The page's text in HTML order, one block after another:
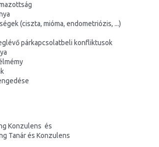
(ciszta, mióma, endometriózis, ...)
párkapcsolatbeli konfliktusok
Konzulens és
Tanár és Konzulens